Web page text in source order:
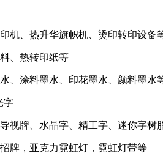
机、热升华旗帜机、烫印转印设备
、热转印纸等
、涂料墨水、印花墨水、颜料墨水
字
视牌、水晶字、精工字、迷你字树
牌，亚克力霓虹灯，霓虹灯带等